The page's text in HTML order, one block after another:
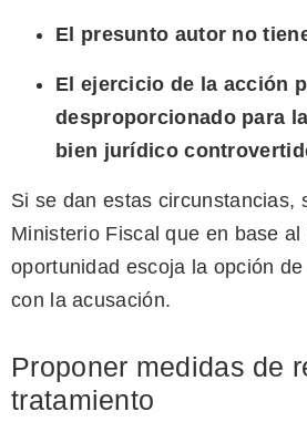
El presunto autor no
El ejercicio de la acción
desproporcionado para
bien jurídico
Si se dan estas circunstancias,
Ministerio Fiscal que en base
oportunidad escoja la opción
con la acusación.
Proponer medidas de
tratamiento